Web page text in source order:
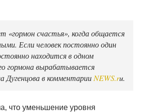
«гормон счастья», когда общается
Если человек постоянно один
находится в одном
гормона вырабатывается
Дугенцова в комментарии NEWS.ru.
что уменьшение уровня